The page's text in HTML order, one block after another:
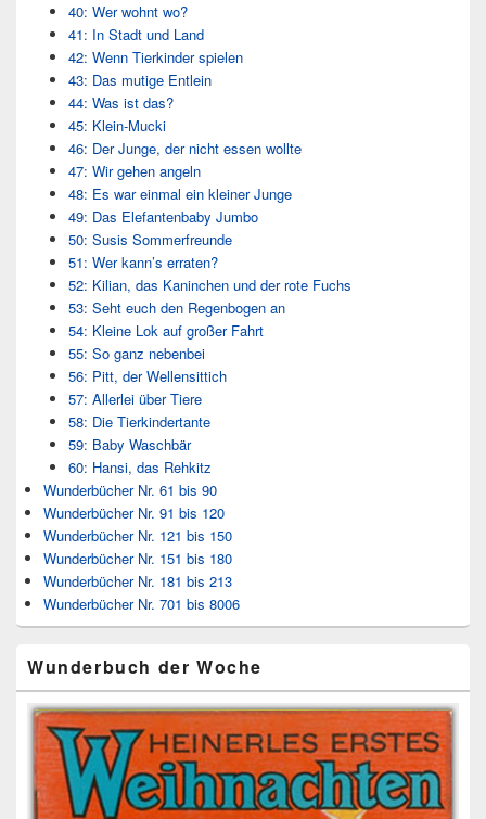
40: Wer wohnt wo?
41: In Stadt und Land
42: Wenn Tierkinder spielen
43: Das mutige Entlein
44: Was ist das?
45: Klein-Mucki
46: Der Junge, der nicht essen wollte
47: Wir gehen angeln
48: Es war einmal ein kleiner Junge
49: Das Elefantenbaby Jumbo
50: Susis Sommerfreunde
51: Wer kann’s erraten?
52: Kilian, das Kaninchen und der rote Fuchs
53: Seht euch den Regenbogen an
54: Kleine Lok auf großer Fahrt
55: So ganz nebenbei
56: Pitt, der Wellensittich
57: Allerlei über Tiere
58: Die Tierkindertante
59: Baby Waschbär
60: Hansi, das Rehkitz
Wunderbücher Nr. 61 bis 90
Wunderbücher Nr. 91 bis 120
Wunderbücher Nr. 121 bis 150
Wunderbücher Nr. 151 bis 180
Wunderbücher Nr. 181 bis 213
Wunderbücher Nr. 701 bis 8006
Wunderbuch der Woche